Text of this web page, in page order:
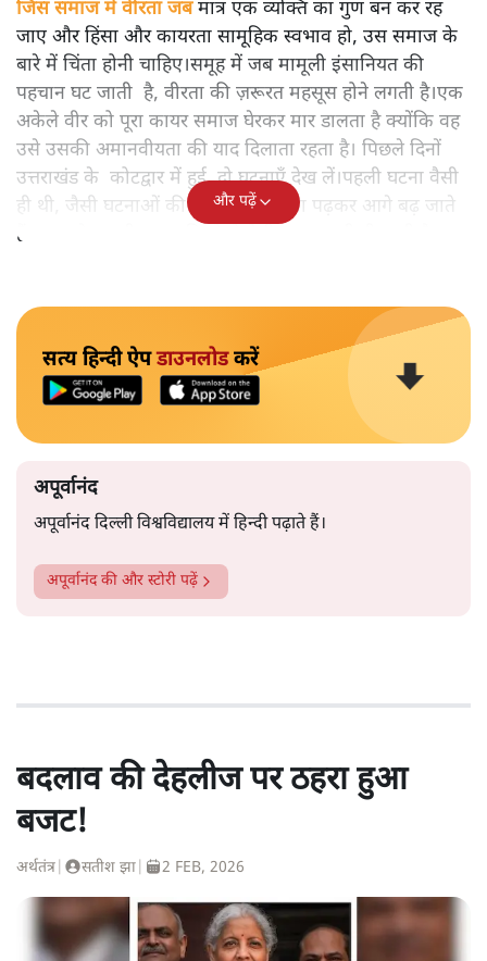
जिस समाज में वीरता जबमात्र एक व्यक्ति का गुण बन कर रह
जाए और हिंसा और कायरता सामूहिक स्वभाव हो, उस समाज के
बारे में चिंता होनी चाहिए।समूह में जब मामूली इंसानियत की
पहचान घट जाती है, वीरता की ज़रूरत महसूस होने लगती है।एक
अकेले वीर को पूरा कायर समाज घेरकर मार डालता है क्योंकि वह
उसे उसकी अमानवीयता की याद दिलाता रहता है। पिछले दिनों
उत्तराखंड के कोटद्वार में हुई दो घटनाएँ देख लें।पहली घटना वैसी
ही थी, जैसी घटनाओं की खबर हम रोज़ाना पढ़कर आगे बढ़ जाते
हैं।भारत के तक़रीबन हर हिस्से से ऐसी खबर आती ही रहती है।
और पढ़ें
सत्य हिन्दी ऐपडाउनलोडकरें
अपूर्वानंद
अपूर्वानंद दिल्ली विश्वविद्यालय में हिन्दी पढ़ाते हैं।
अपूर्वानंदकी और स्टोरी पढ़ें
बदलाव की देहलीज पर ठहरा हुआ
बजट!
अर्थतंत्र सतीश झा 2 FEB, 2026